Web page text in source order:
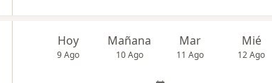
Hoy
9 Ago
Mañana
10 Ago
Mar
11 Ago
Mié
12 Ago